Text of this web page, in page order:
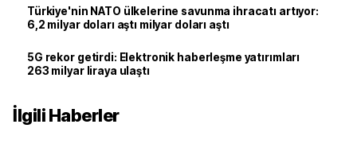
Türkiye'nin NATO ülkelerine savunma ihracatı artıyor:
6,2 milyar doları aştı milyar doları aştı
5G rekor getirdi: Elektronik haberleşme yatırımları
263 milyar liraya ulaştı
İlgili Haberler